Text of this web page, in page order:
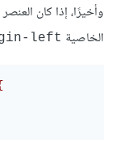
وأخيرًا، إذا كان العنصر
الخاصية left